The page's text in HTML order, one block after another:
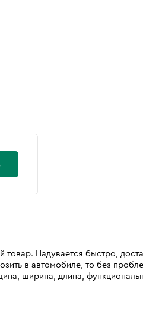
Надувается быстро,
в автомобиле, то без
ширина, длина,